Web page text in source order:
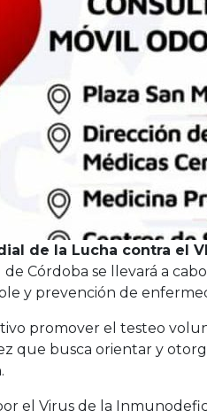
de la Lucha contra el
Córdoba se llevará a
y prevención de
promover el testeo
que busca orientar y
el Virus de la